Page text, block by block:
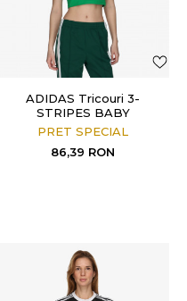
ADIDAS Tricouri 3-
STRIPES BABY
PRET SPECIAL
86,39 RON